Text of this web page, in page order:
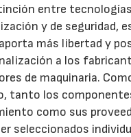
entre
y de seguridad,
más libertad y
a los
de maquinaria.
tanto los
como sus
seleccionados